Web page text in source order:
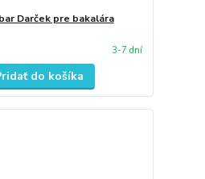
Darček pre bakalára
3-7 dní
do košíka